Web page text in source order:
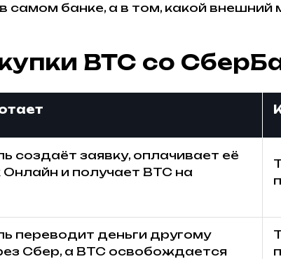
самом банке, а в том, какой
BTC со
создаёт заявку, оплачивает её
и получает BTC на
переводит деньги другому
Сбер, а BTC освобождается